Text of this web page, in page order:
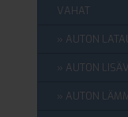
VAHAT
AUTON
AUTON
AUTON